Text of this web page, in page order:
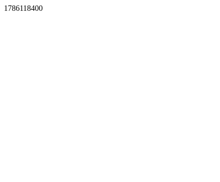
1786118400